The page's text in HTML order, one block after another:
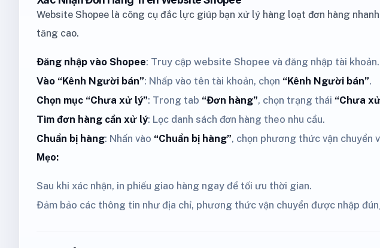
Website Shopee là công cụ đắc lực giúp bạn xử lý hàng loạt đơn hàng
tăng cao.
Đăng nhập vào Shopee: Truy cập website Shopee và đăng nhập tài khoản.
Vào “Kênh Người bán”: Nhấp vào tên tài khoản, chọn “Kênh Người bán”.
Chọn mục “Chưa xử lý”: Trong tab “Đơn hàng”, chọn trạng thái “Chưa
Tìm đơn hàng cần xử lý: Lọc danh sách đơn hàng theo nhu cầu.
Chuẩn bị hàng: Nhấn vào “Chuẩn bị hàng”, chọn phương thức vận chuyển
Mẹo:
Sau khi xác nhận, in phiếu giao hàng ngay để tối ưu thời gian.
Đảm bảo các thông tin như địa chỉ, phương thức vận chuyển được nhập